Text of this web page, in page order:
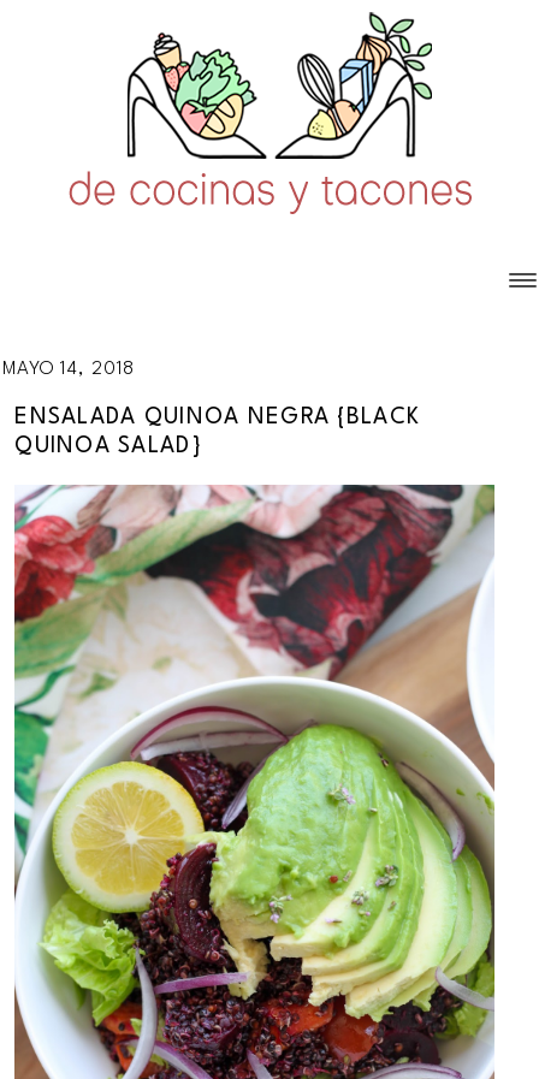
MAYO 14, 2018
ENSALADA QUINOA NEGRA {BLACK
QUINOA SALAD}